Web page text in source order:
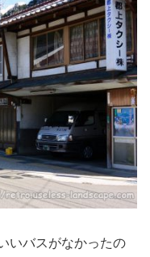
いバスがなかったの